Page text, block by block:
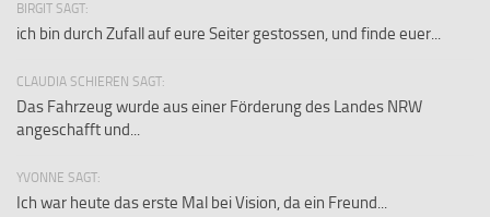
BIRGIT SAGT:
ich bin durch Zufall auf eure Seiter gestossen, und finde euer...
CLAUDIA SCHIEREN SAGT:
Das Fahrzeug wurde aus einer Förderung des Landes NRW
angeschafft und...
YVONNE SAGT:
Ich war heute das erste Mal bei Vision, da ein Freund...